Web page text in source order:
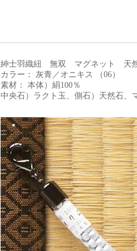
紳士羽織紐 無双 マグネット 天
カラー： 灰青／オニキス （06）
素材： 本体）絹100％
中央石）ラクト玉、側石）天然石、